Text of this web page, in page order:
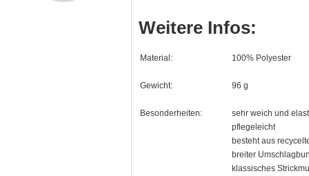
Weitere Infos:
Material: 100% Polyester
Gewicht: 96 g
Besonderheiten:
sehr weich und
pflegeleicht
besteht aus
breiter
klassisches